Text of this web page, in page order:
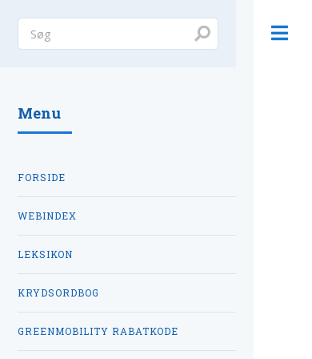
Menu
FORSIDE
WEBINDEX
LEKSIKON
KRYDSORDBOG
GREENMOBILITY RABATKODE